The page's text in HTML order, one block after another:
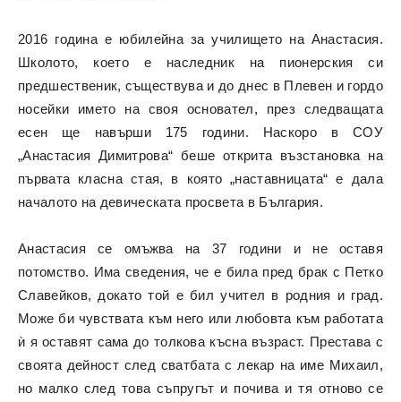
2016 година е юбилейна за училището на Анастасия.
Школото, което е наследник на пионерския си
предшественик, съществува и до днес в Плевен и гордо
носейки името на своя основател, през следващата
есен ще навърши 175 години. Наскоро в СОУ
„Анастасия Димитрова“ беше открита възстановка на
първата класна стая, в която „наставницата“ е дала
началото на девическата просвета в България.
Анастасия се омъжва на 37 години и не оставя
потомство. Има сведения, че е била пред брак с Петко
Славейков, докато той е бил учител в родния и град.
Може би чувствата към него или любовта към работата
ѝ я оставят сама до толкова късна възраст. Престава с
своята дейност след сватбата с лекар на име Михаил,
но малко след това съпругът и почива и тя отново се